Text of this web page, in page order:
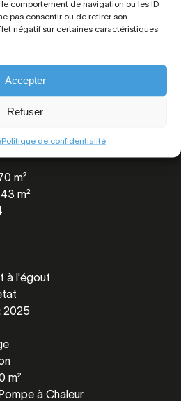
comportement de navigation ou les ID
pas consentir ou de retirer son
négatif sur certaines caractéristiques
Accepter
Refuser
Politique de confidentialité
informations
m²
m²
à l'égout
2025
m²
à Chaleur